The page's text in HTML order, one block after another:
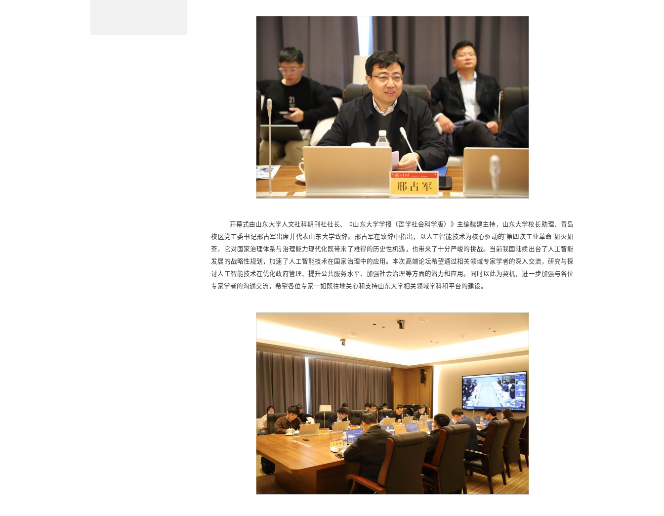
开幕式由山东大学人文社科期刊社社长、《山东大学学报（哲学社会科学版）》主编魏建主持，山东大学校长助理、青岛
校区党工委书记邢占军出席并代表山东大学致辞。邢占军在致辞中指出，以人工智能技术为核心驱动的“第四次工业革命”如火如
荼，它对国家治理体系与治理能力现代化既带来了难得的历史性机遇，也带来了十分严峻的挑战。当前我国陆续出台了人工智能
发展的战略性规划，加速了人工智能技术在国家治理中的应用。本次高端论坛希望通过相关领域专家学者的深入交流，研究与探
讨人工智能技术在优化政府管理、提升公共服务水平、加强社会治理等方面的潜力和应用。同时以此为契机，进一步加强与各位
专家学者的沟通交流，希望各位专家一如既往地关心和支持山东大学相关领域学科和平台的建设。